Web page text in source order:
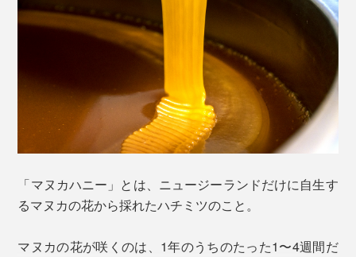
「マヌカハニー」とは、ニュージーランドだけに自生す
るマヌカの花から採れたハチミツのこと。
マヌカの花が咲くのは、1年のうちのたった1〜4週間だ